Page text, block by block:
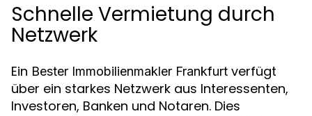
Schnelle Vermietung durch
Netzwerk
Ein Bester Immobilienmakler Frankfurt verfügt
über ein starkes Netzwerk aus Interessenten,
Investoren, Banken und Notaren. Dies